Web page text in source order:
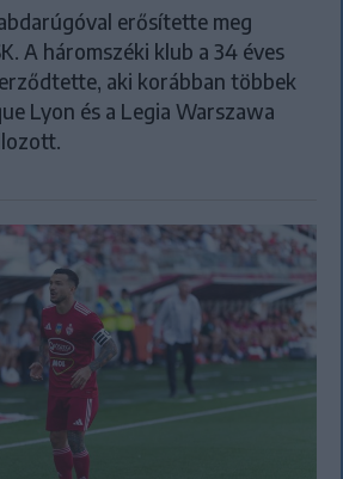
erősítette meg
A háromszéki klub a 34 éves
aki korábban többek
Lyon és a Legia Warszawa